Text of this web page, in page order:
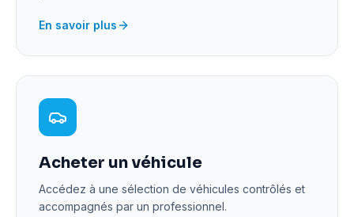
En savoir plus
Acheter un véhicule
Accédez à une sélection de véhicules contrôlés et
accompagnés par un professionnel.